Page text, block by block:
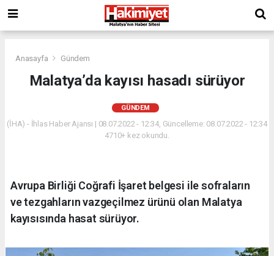
Anasayfa Gündem
Malatya’da kayısı hasadı sürüyor
GÜNDEM
(İHA) - İhlas Haber Ajansı | 08.07.2022 - 12:34, Güncelleme: 08.07.2022 - 12:34
4710+ kez okundu.
Avrupa Birliği Coğrafi İşaret belgesi ile sofraların
ve tezgahların vazgeçilmez ürünü olan Malatya
kayısısında hasat sürüyor.